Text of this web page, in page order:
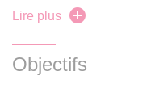
peuvent
Lire plus
Objectifs